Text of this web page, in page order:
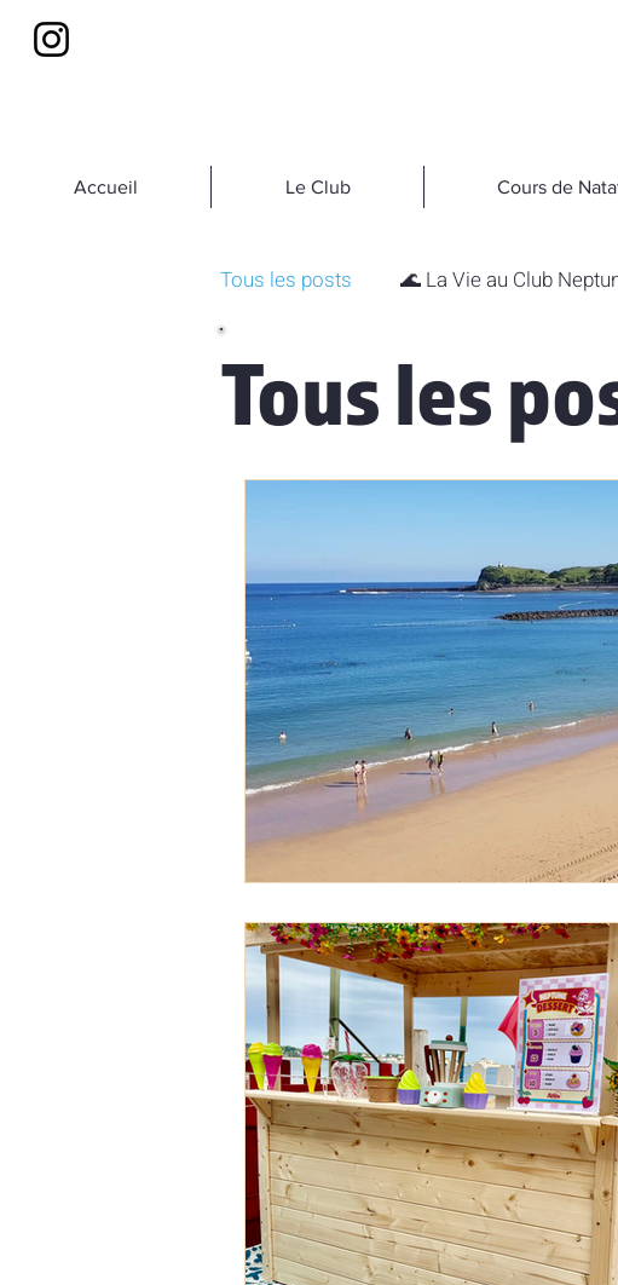
Accueil Le Club Cours de
Tous les posts 🌊 La Vie au Club
🌍 Ancrage Local 🏋️ Sport et
Tous les